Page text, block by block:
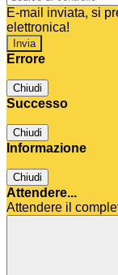
E-mail inviata, si
elettronica!
Errore
Chiudi
Successo
Chiudi
Informazione
Chiudi
Attendere...
Attendere il